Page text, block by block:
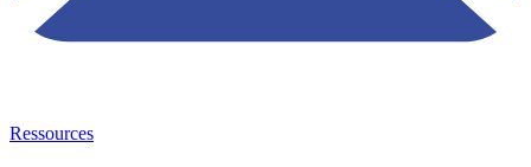
Ressources